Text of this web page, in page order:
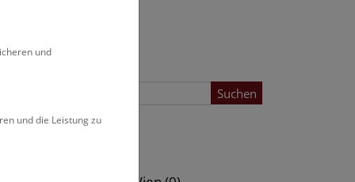
Suchen
und
und die Leistung zu